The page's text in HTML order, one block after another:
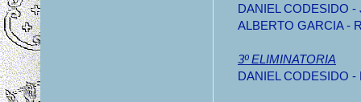
DANIEL CODESIDO -
ALBERTO GARCIA -
3º ELIMINATORIA
DANIEL CODESIDO